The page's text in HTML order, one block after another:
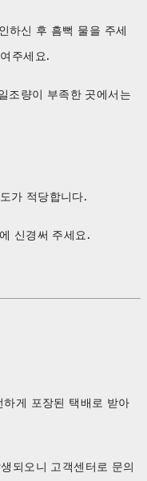
하신 후 흠뻑 물을 주세
주세요.
조량이 부족한 곳에서는
가 적당합니다.
에 신경써 주세요.
게 포장된 택배로 받아
되오니 고객센터로 문의